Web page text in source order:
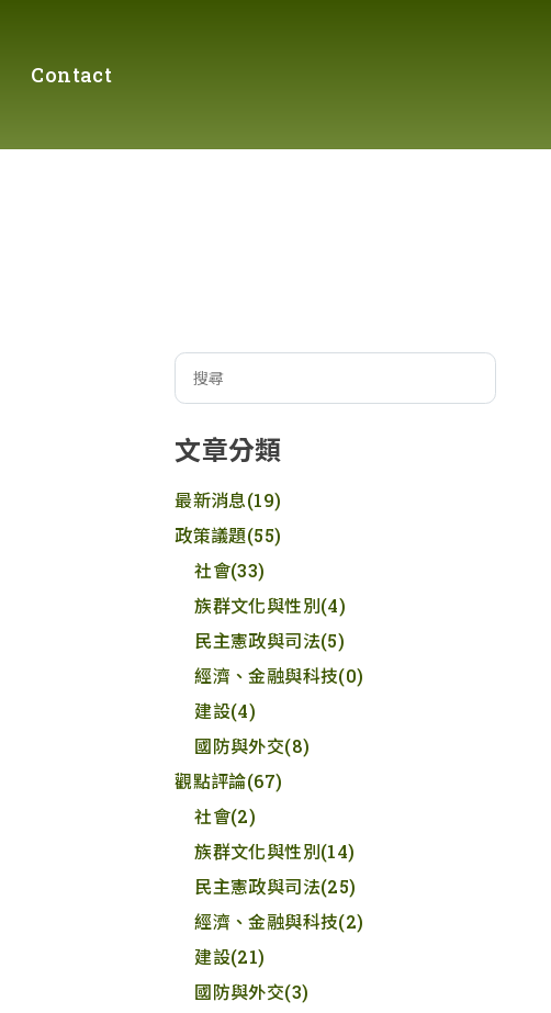
Contact
文章分類
最新消息(19)
政策議題(55)
社會(33)
族群文化與性別(4)
民主憲政與司法(5)
經濟、金融與科技(0)
建設(4)
國防與外交(8)
觀點評論(67)
社會(2)
族群文化與性別(14)
民主憲政與司法(25)
經濟、金融與科技(2)
建設(21)
國防與外交(3)